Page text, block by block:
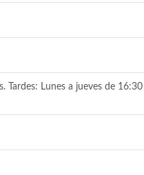
Tardes: Lunes a jueves de 16:30